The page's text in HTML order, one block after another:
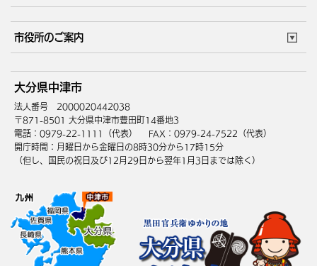
サイトマップ
市役所のご案内
庁舎地図 組織案内
中津市へのアクセス
大分県中津市
法人番号 2000020442038
〒871-8501 大分県中津市豊田町14番地3
電話：0979-22-1111（代表）
FAX：0979-24-7522（代表）
開庁時間：月曜日から金曜日の8時30分から17時15分
（但し、国民の祝日及び12月29日から翌年1月3日までは除く）